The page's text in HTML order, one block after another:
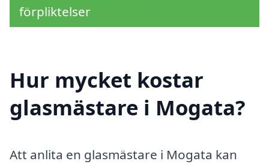
förpliktelser
Hur mycket kostar
glasmästare i Mogata?
Att anlita en glasmästare i Mogata kan